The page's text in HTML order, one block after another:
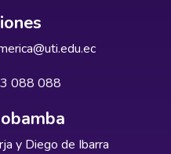
088 088
y Diego de Ibarra